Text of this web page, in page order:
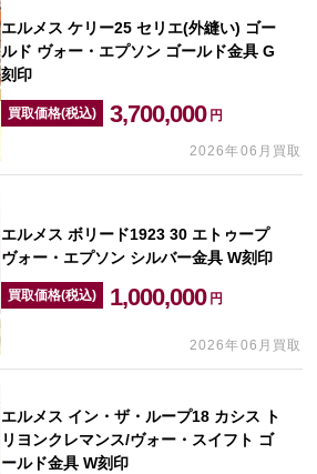
エルメス ケリー25 セリエ(外縫い) ゴー
ルド ヴォー・エプソン ゴールド金具 G
刻印
買取価格(税込) 3,700,000 円
2026年06月買取
エルメス ボリード1923 30 エトゥープ
ヴォー・エプソン シルバー金具 W刻印
買取価格(税込) 1,000,000 円
2026年06月買取
エルメス イン・ザ・ループ18 カシス ト
リヨンクレマンス/ヴォー・スイフト ゴ
ールド金具 W刻印